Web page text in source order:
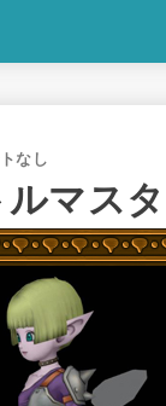
なし
ルマス